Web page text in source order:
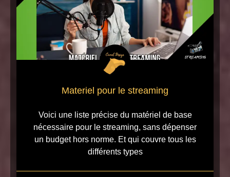
Materiel pour le streaming
Voici une liste précise du matériel de base
nécessaire pour le streaming, sans dépenser
un budget hors norme. Et qui couvre tous les
différents types